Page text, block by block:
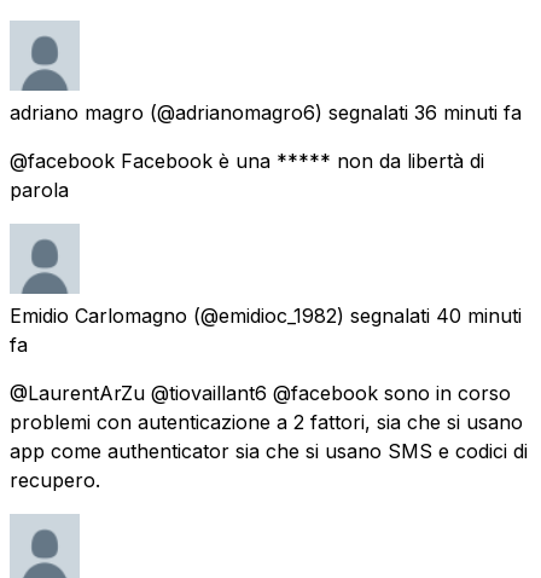
adriano magro (@adrianomagro6) segnalati 36 minuti fa
@facebook Facebook è una ***** non da libertà di
parola
Emidio Carlomagno (@emidioc_1982) segnalati 40 minuti
fa
@LaurentArZu @tiovaillant6 @facebook sono in corso
problemi con autenticazione a 2 fattori, sia che si usano
app come authenticator sia che si usano SMS e codici di
recupero.